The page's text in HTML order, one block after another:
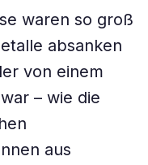
waren so groß
absanken
von einem
– wie die
aus